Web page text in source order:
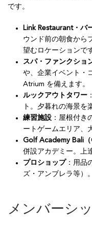
です。
Link Restaurant・バ
ウンド前の朝食から
望むロケーションで
スパ・ファンクショ
や、企業イベント・
Atrium を備えます。
ルックアウトタワー
ト。夕暮れの海景を
練習施設 ：屋根付き
ートゲームエリア、
Golf Academy Bali（
併設アカデミー。上
プロショップ：用品
ズ・アンブレラ等）。
メンバーシ